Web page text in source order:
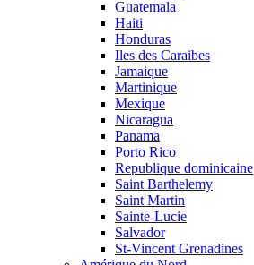
Guatemala
Haiti
Honduras
Iles des Caraibes
Jamaique
Martinique
Mexique
Nicaragua
Panama
Porto Rico
Republique dominicaine
Saint Barthelemy
Saint Martin
Sainte-Lucie
Salvador
St-Vincent Grenadines